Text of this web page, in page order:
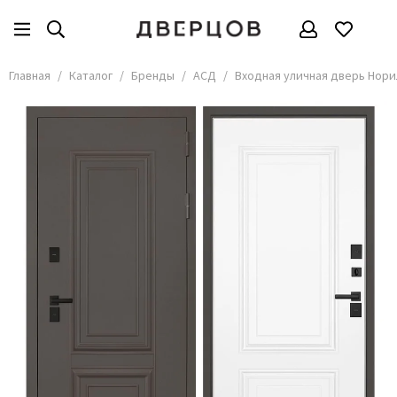
Бренды
Все товары
АКМА
Владимирские двери
Ульяновские
Главная Каталог Бренды АСД Входная уличная дверь